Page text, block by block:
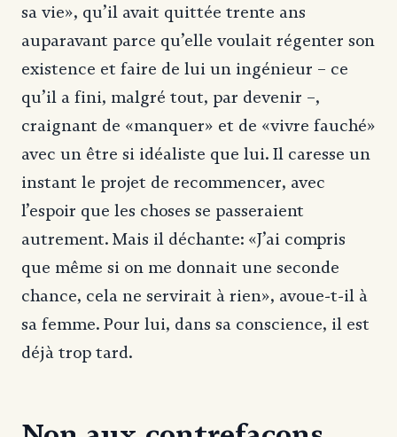
sa vie», qu’il avait quittée trente ans
auparavant parce qu’elle voulait régenter son
existence et faire de lui un ingénieur – ce
qu’il a fini, malgré tout, par devenir –,
craignant de «manquer» et de «vivre fauché»
avec un être si idéaliste que lui. Il caresse un
instant le projet de recommencer, avec
l’espoir que les choses se passeraient
autrement. Mais il déchante: «J’ai compris
que même si on me donnait une seconde
chance, cela ne servirait à rien», avoue-t-il à
sa femme. Pour lui, dans sa conscience, il est
déjà trop tard.